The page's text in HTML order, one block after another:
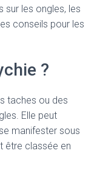
sur les ongles, les
conseils pour les
?
taches ou des
Elle peut
manifester sous
être classée en